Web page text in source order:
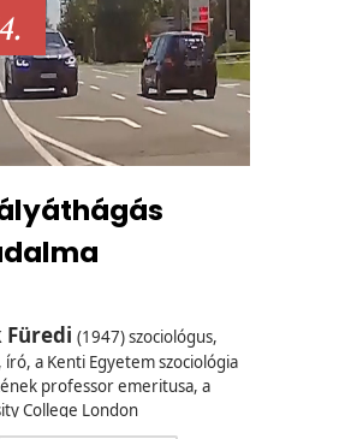
Füredi (1947) szociológus,
író, a Kenti Egyetem szociológia
professor emeritusa, a
College London
a XXI. Század Intézet